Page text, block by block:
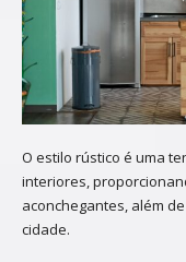
O estilo rústico é uma
interiores,
aconchegantes, além
cidade.